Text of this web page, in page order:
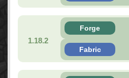
1.18.2
Forge
Fabric